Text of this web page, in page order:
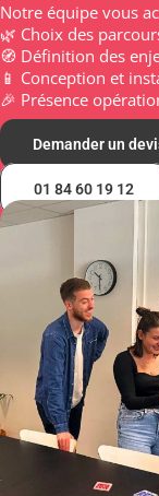
Notre équipe vous
🌿 Choix des
🧭 Définition des
📱 Conception et
🎉 Présence
Demander un
01 84 60 19 12